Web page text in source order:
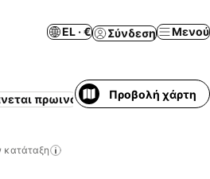
EL · € Σύνδεση Μενού
πρωινό Πισίνα Κλιματισμός
Προβολή χάρτη
κατάταξη